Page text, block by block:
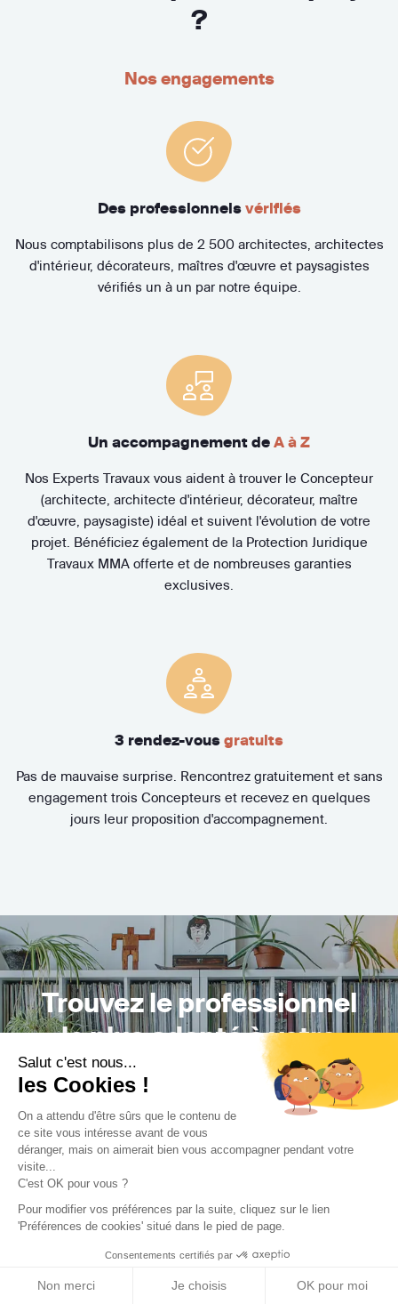
Salut c'est nous...
les Cookies !
On a attendu d'être sûrs que le contenu de
ce site vous intéresse avant de vous
déranger, mais on aimerait bien vous accompagner pendant votre
visite...
C'est OK pour vous ?
Pour modifier vos préférences par la suite, cliquez sur le lien
'Préférences de cookies' situé dans le pied de page.
Consentements certifiés par
Non merci Je choisis OK pour moi
?
Nos engagements
Des professionnels vérifiés
Nous comptabilisons plus de 2 500 architectes, architectes
d'intérieur, décorateurs, maîtres d'œuvre et paysagistes
vérifiés un à un par notre équipe.
Un accompagnement de A à Z
Nos Experts Travaux vous aident à trouver le Concepteur
(architecte, architecte d'intérieur, décorateur, maître
d'œuvre, paysagiste) idéal et suivent l'évolution de votre
projet. Bénéficiez également de la Protection Juridique
Travaux MMA offerte et de nombreuses garanties
exclusives.
3 rendez-vous gratuits
Pas de mauvaise surprise. Rencontrez gratuitement et sans
engagement trois Concepteurs et recevez en quelques
jours leur proposition d'accompagnement.
Trouvez le professionnel
le plus adapté à votre
Trouver mon Concepteur
Appartement